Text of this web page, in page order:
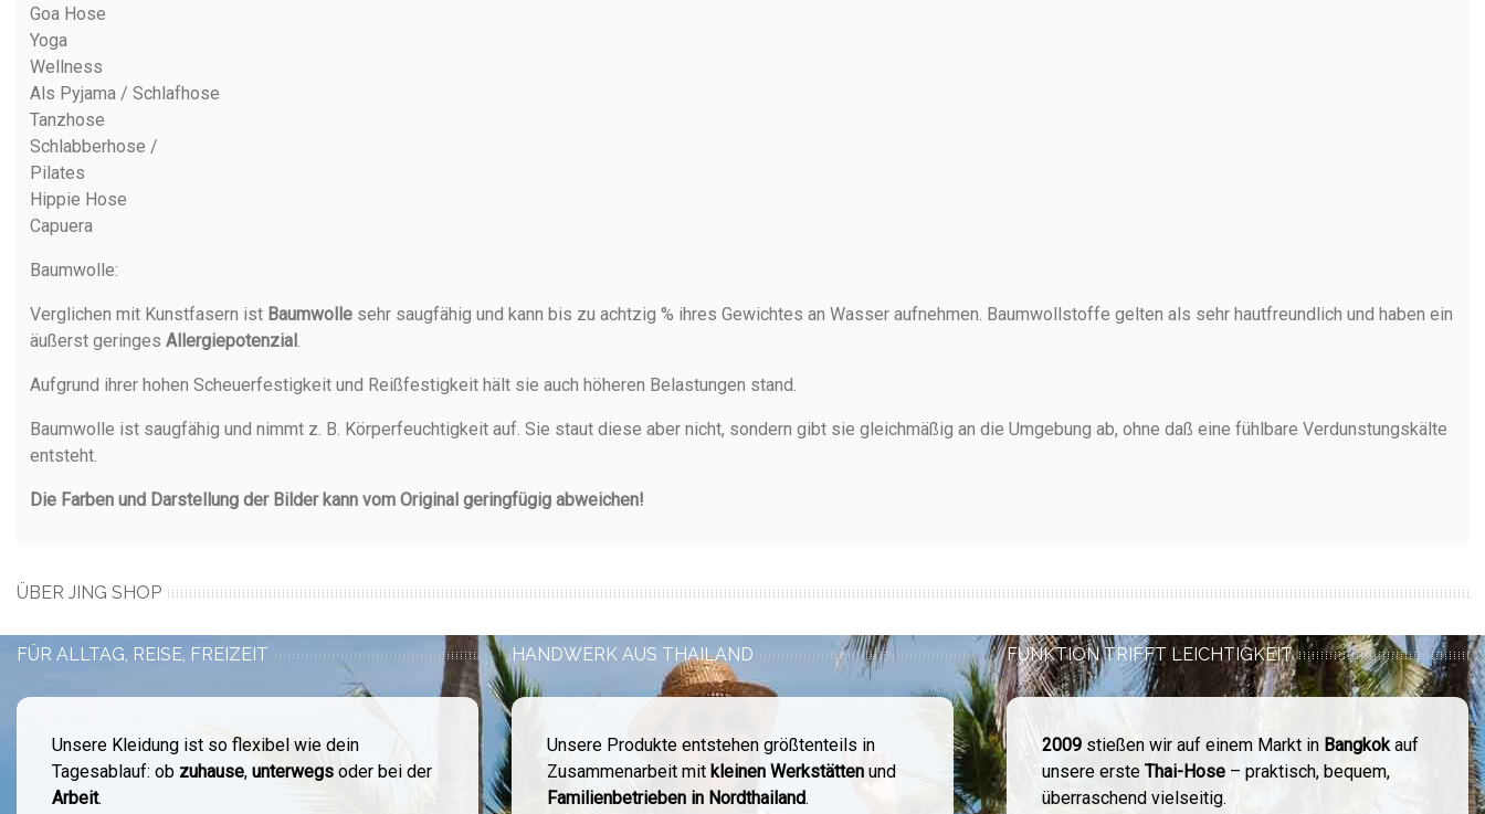
Goa Hose
Yoga
Wellness
Als Pyjama / Schlafhose
Tanzhose
Schlabberhose /
Pilates
Hippie Hose
Capuera
Baumwolle:
Verglichen mit Kunstfasern ist Baumwolle sehr saugfähig und kann bis zu achtzig % ihres Gewichtes an Wasser aufnehmen. Baumwollstoffe gelten als sehr hautfreundlich und haben ein
äußerst geringes Allergiepotenzial.
Aufgrund ihrer hohen Scheuerfestigkeit und Reißfestigkeit hält sie auch höheren Belastungen stand.
Baumwolle ist saugfähig und nimmt z. B. Körperfeuchtigkeit auf. Sie staut diese aber nicht, sondern gibt sie gleichmäßig an die Umgebung ab, ohne daß eine fühlbare Verdunstungskälte
entsteht.
Die Farben und Darstellung der Bilder kann vom Original geringfügig abweichen!
ÜBER JING SHOP
FÜR ALLTAG, REISE, FREIZEIT
Unsere Kleidung ist so flexibel wie dein
Tagesablauf: ob zuhause, unterwegs oder bei der
Arbeit.
HANDWERK AUS THAILAND
Unsere Produkte entstehen größtenteils in
Zusammenarbeit mit kleinen Werkstättenund
Familienbetrieben in Nordthailand.
FUNKTION TRIFFT LEICHTIGKEIT
2009stießen wir auf einem Markt in Bangkokauf
unsere erste Thai-Hose– praktisch, bequem,
überraschend vielseitig.